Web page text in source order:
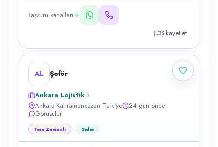
Başvuru kanalları
Şikayet et
AL Şoför
Ankara Lojistik
Ankara Kahramankazan Türkiye
24 gün önce
Görüşülür
Tam Zamanlı Saha